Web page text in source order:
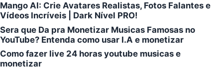
Mango AI: Crie Avatares Realistas, Fotos Falantes e
Vídeos Incríveis | Dark Nível PRO!
Sera que Da pra Monetizar Musicas Famosas no
YouTube? Entenda como usar I.A e monetizar
Como fazer live 24 horas youtube musicas e
monetizar